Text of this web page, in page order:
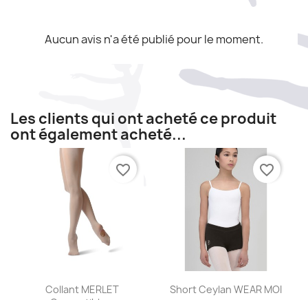
Aucun avis n'a été publié pour le moment.
Les clients qui ont acheté ce produit
ont également acheté...
Aperçu rapide
Collant MERLET
favorite_border
Aperçu rapide
Short Ceylan WEAR MOI
favorite_border